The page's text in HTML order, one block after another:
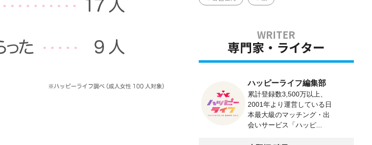
専門家・ライター
ハッピーライフ編集部
累計登録数3,500万以上、
2001年より運営している日
本最大級のマッチング・出
会いサービス「ハッピ...